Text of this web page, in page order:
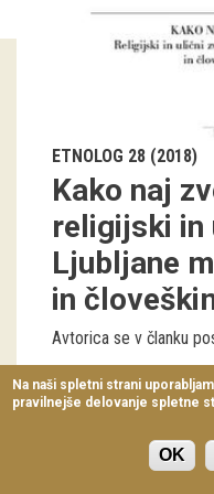
Virtualni sprehodi
Razstavni projekti
Arhiv razstav
dogodki
Koledar dogodkov
Prireditve
Predavanja
Delavnice
Vodeni ogledi
ETNOLOG 28 (2018)
Kako naj
religijski in
Ljubljane
in
Avtorica se v članku
Mojca Kovačič 123-
Na naši spletni strani
pravilnejše delovanje spletne
OK